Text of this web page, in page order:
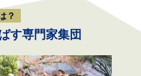
？
す専門家集団